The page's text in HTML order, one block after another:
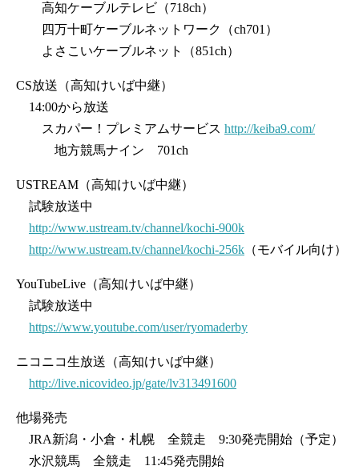
高知ケーブルテレビ（718ch）
四万十町ケーブルネットワーク（ch701）
よさこいケーブルネット（851ch）
CS放送（高知けいば中継）
14:00から放送
スカパー！プレミアムサービス http://keiba9.com/
地方競馬ナイン 701ch
USTREAM（高知けいば中継）
試験放送中
http://www.ustream.tv/channel/kochi-900k
http://www.ustream.tv/channel/kochi-256k （モバイル向け）
YouTubeLive（高知けいば中継）
試験放送中
https://www.youtube.com/user/ryomaderby
ニコニコ生放送（高知けいば中継）
http://live.nicovideo.jp/gate/lv313491600
他場発売
JRA新潟・小倉・札幌 全競走 9:30発売開始（予定）
水沢競馬 全競走 11:45発売開始